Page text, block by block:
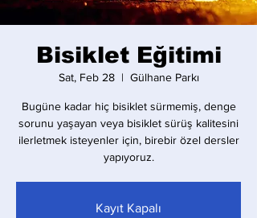
Bisiklet Eğitimi
Sat, Feb 28
  |
Gülhane Parkı
Bugüne kadar hiç bisiklet sürmemiş, denge
sorunu yaşayan veya bisiklet sürüş kalitesini
ilerletmek isteyenler için, birebir özel dersler
yapıyoruz.
Kayıt Kapalı